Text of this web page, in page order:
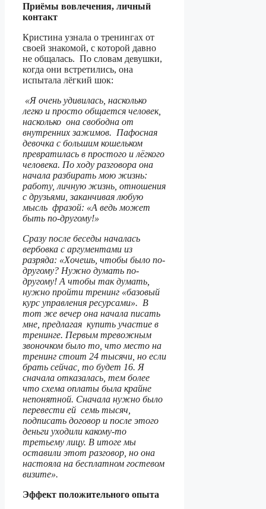
Приёмы вовлечения, личный
контакт
Кристина узнала о тренингах от
своей знакомой, с которой давно
не общалась. По словам девушки,
когда они встретились, она
испытала лёгкий шок:
«Я очень удивилась, насколько
легко и просто общается человек,
насколько она свободна от
внутренних зажимов. Пафосная
девочка с большим кошельком
превратилась в простого и лёгкого
человека. По ходу разговора она
начала разбирать мою жизнь:
работу, личную жизнь, отношения
с друзьями, заканчивая любую
мысль фразой: «А ведь может
быть по-другому!»
Сразу после беседы началась
вербовка с аргументами из
разряда: «Хочешь, чтобы было по-
другому? Нужно думать по-
другому! А чтобы так думать,
нужно пройти тренинг «базовый
курс управления ресурсами». В
тот же вечер она начала писать
мне, предлагая купить участие в
тренинге. Первым тревожным
звоночком было то, что место на
тренинг стоит 24 тысячи, но если
брать сейчас, то будет 16. Я
сначала отказалась, тем более
что схема оплаты была крайне
непонятной. Сначала нужно было
перевести ей семь тысяч,
подписать договор и после этого
деньги уходили какому-то
третьему лицу. В итоге мы
оставили этот разговор, но она
настояла на бесплатном гостевом
визите».
Эффект положительного опыта